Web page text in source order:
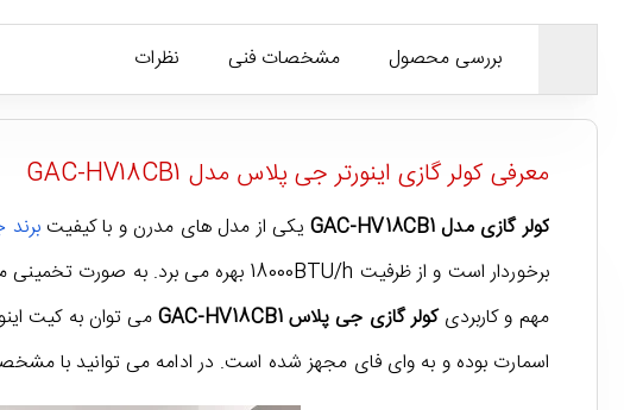
بررسی محصول مشخصات فنی نظرات
معرفی کولر گازی اینورتر جی پلاس مدل GAC-HV18CB1
کولر گازی مدل GAC-HV18CB1 یکی از مدل های مدرن و با کیفیت
مهم و کاربردیکولر گازی جی پلاس GAC-HV18CB1 می توان به کیت
اسمارت بوده و به وای فای مجهز شده است. در ادامه می توانید با